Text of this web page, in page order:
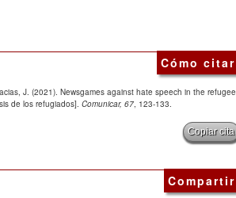
Cómo citar
J. (2021). Newsgames against hate speech in the refugee
de los refugiados]. Comunicar, 67, 123-133.
Copiar cita
Compartir